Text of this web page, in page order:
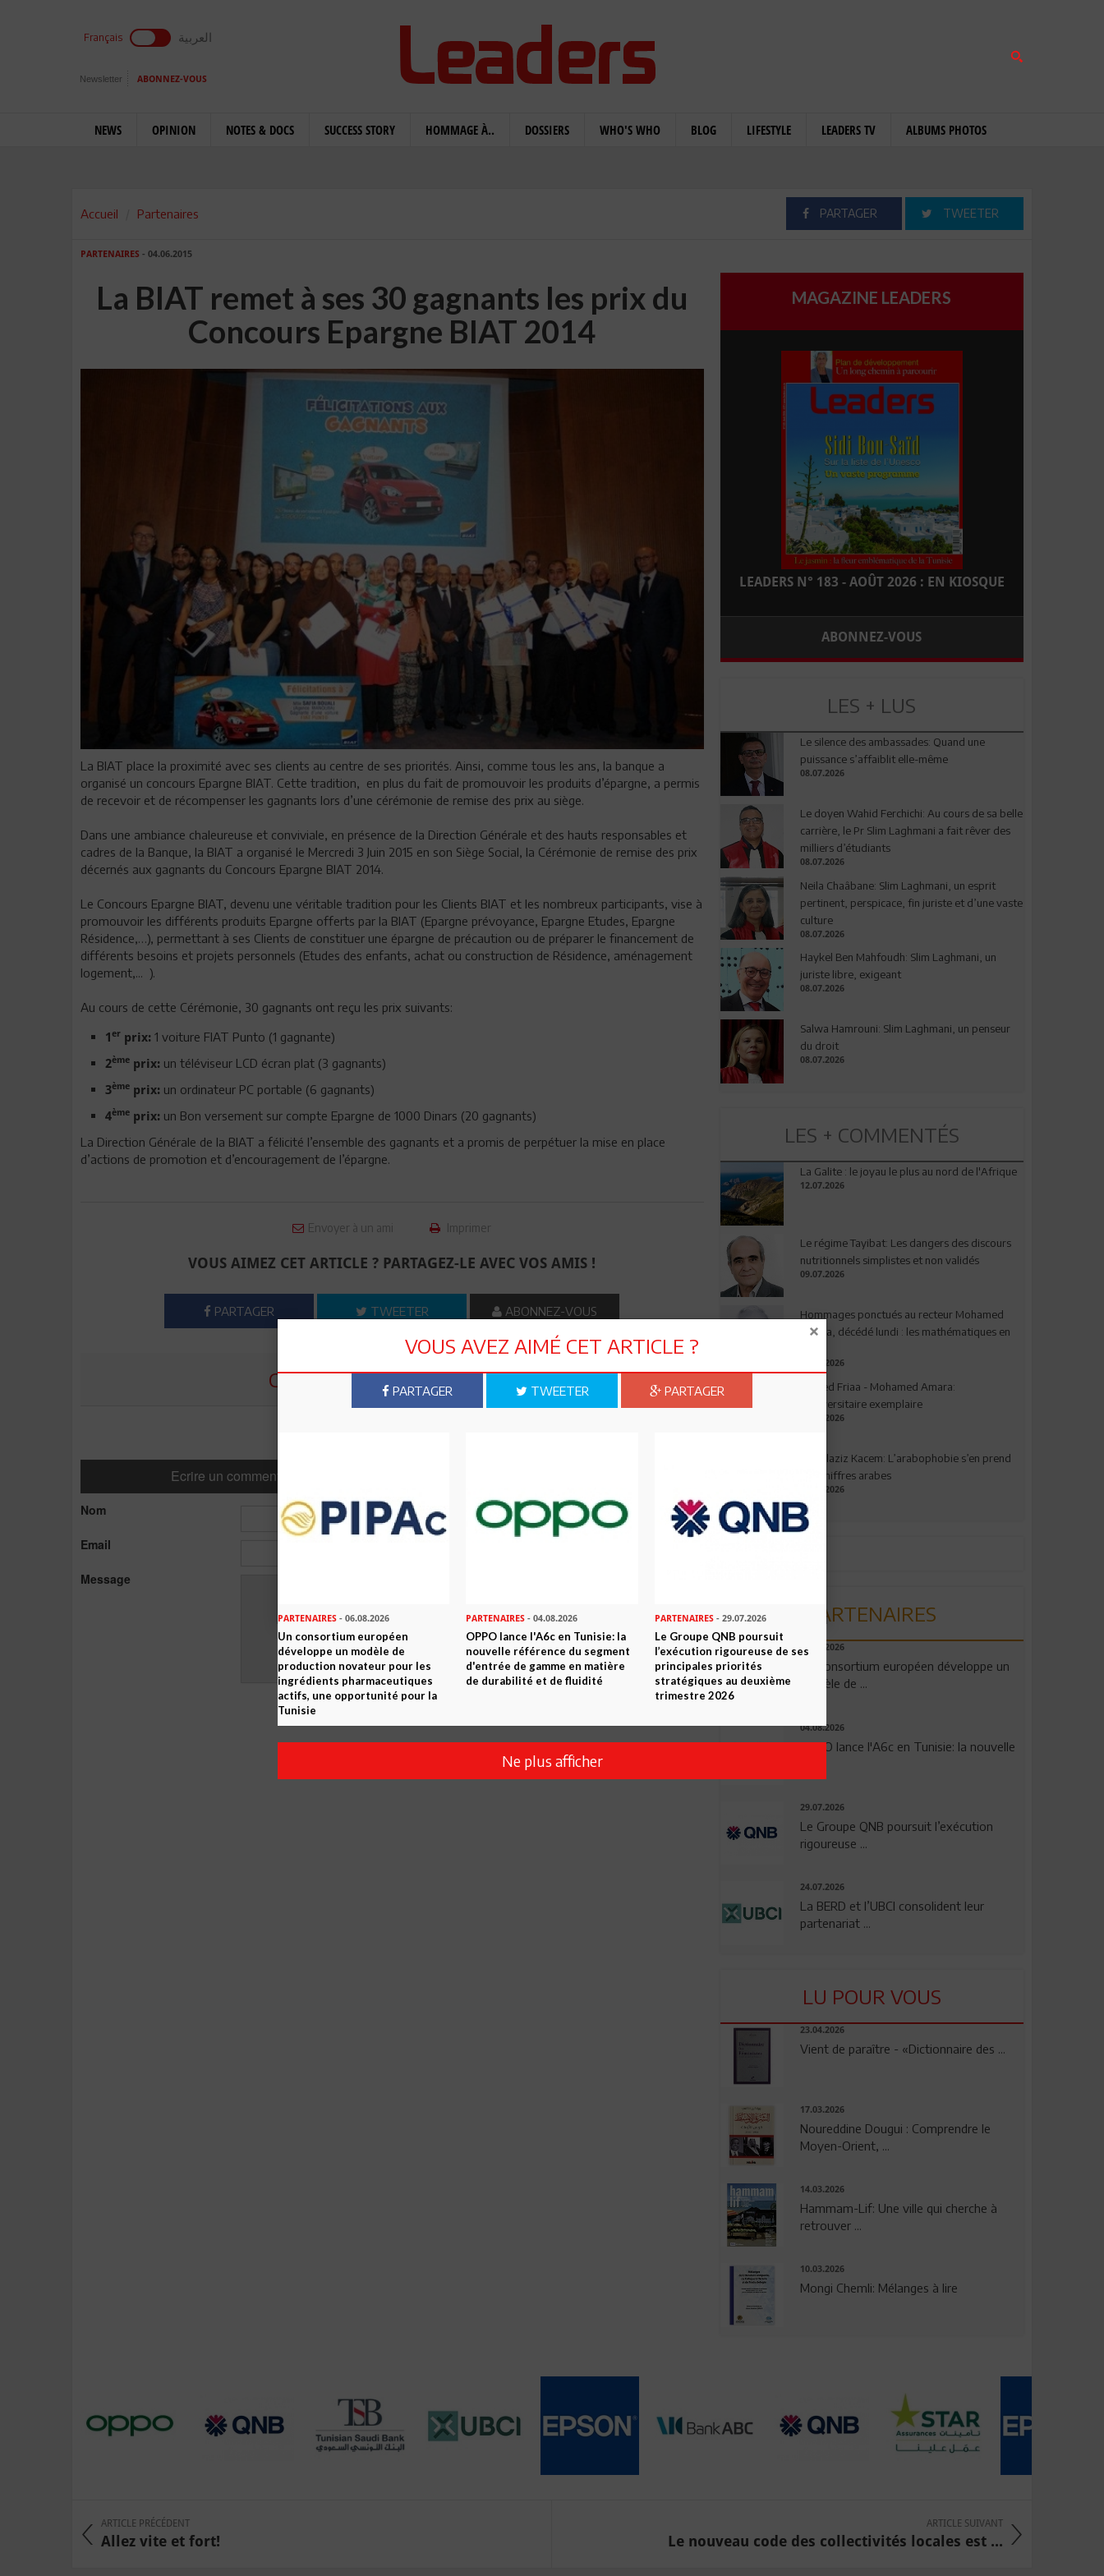
Français العربية
Newsletter ABONNEZ-VOUS
NEWS OPINION NOTES & DOCS SUCCESS STORY HOMMAGE À.. DOSSIERS WHO'S WHO BLOG LIFESTYLE LEADERS TV ALBUMS PHOTOS
Accueil Partenaires PARTAGER TWEETER
PARTENAIRES - 04.06.2015
La BIAT remet à ses 30 gagnants les prix du
Concours Epargne BIAT 2014
La BIAT place la proximité avec ses clients au centre de ses priorités. Ainsi, comme tous les ans, la banque a
organisé un concours Epargne BIAT. Cette tradition, en plus du fait de promouvoir les produits d’épargne, a permis
de recevoir et de récompenser les gagnants lors d’une cérémonie de remise des prix au siège.
Dans une ambiance chaleureuse et conviviale, en présence de la Direction Générale et des hauts responsables et
cadres de la Banque, la BIAT a organisé le Mercredi 3 Juin 2015 en son Siège Social, la Cérémonie de remise des prix
décernés aux gagnants du Concours Epargne BIAT 2014.
Le Concours Epargne BIAT, devenu une véritable tradition pour les Clients BIAT et les nombreux participants, vise à
promouvoir les différents produits Epargne offerts par la BIAT (Epargne prévoyance, Epargne Etudes, Epargne
Résidence,…), permettant à ses Clients de constituer une épargne de précaution ou de préparer le financement de
différents besoins et projets personnels (Etudes des enfants, achat ou construction de Résidence, aménagement
logement,... ).
Au cours de cette Cérémonie, 30 gagnants ont reçu les prix suivants:
1 er prix: 1 voiture FIAT Punto (1 gagnante)
2ème prix: un téléviseur LCD écran plat (3 gagnants)
3ème prix: un ordinateur PC portable (6 gagnants)
4ème prix: un Bon versement sur compte Epargne de 1000 Dinars (20 gagnants)
La Direction Générale de la BIAT a félicité l’ensemble des gagnants et a promis de perpétuer la mise en place
d’actions de promotion et d’encouragement de l’épargne.
Envoyer à un ami Imprimer
VOUS AIMEZ CET ARTICLE ? PARTAGEZ-LE AVEC VOS AMIS !
PARTAGER TWEETER ABONNEZ-VOUS
COMMENTER CET ARTICLE
Ecrire un commentaire
Nom
Email
Message
MAGAZINE LEADERS
LEADERS N° 183 - AOÛT 2026 : EN KIOSQUE
ABONNEZ-VOUS
LES + LUS
Le silence des ambassades: Quand une
puissance s’affaiblit elle-même
08.07.2026
Le doyen Wahid Ferchichi: Au cours de sa belle
carrière, le Pr Slim Laghmani a fait rêver des
milliers d’étudiants
08.07.2026
Neila Chaâbane: Slim Laghmani, un esprit
pertinent, perspicace, fin juriste et d’une vaste
culture
08.07.2026
Haykel Ben Mahfoudh: Slim Laghmani, un
juriste libre, exigeant
08.07.2026
Salwa Hamrouni: Slim Laghmani, un penseur
du droit
08.07.2026
LES + COMMENTÉS
La Galite : le joyau le plus au nord de l'Afrique
12.07.2026
Le régime Tayibat: Les dangers des discours
nutritionnels simplistes et non validés
09.07.2026
Hommages ponctués au recteur Mohamed
Amara, décédé lundi : les mathématiques en
03.08.2026
Ahmed Friaa - Mohamed Amara:
l’Universitaire exemplaire
04.08.2026
Abdelaziz Kacem: L’arabophobie s’en prend
aux chiffres arabes
09.07.2026
PARTENAIRES
06.08.2026
Un consortium européen développe un
modèle de ...
04.08.2026
OPPO lance l'A6c en Tunisie: la nouvelle
29.07.2026
Le Groupe QNB poursuit l’exécution
rigoureuse ...
24.07.2026
La BERD et l’UBCI consolident leur
partenariat ...
LU POUR VOUS
23.04.2026
Vient de paraître - «Dictionnaire des ...
17.03.2026
Noureddine Dougui : Comprendre le
Moyen-Orient, ...
14.03.2026
Hammam-Lif: Une ville qui cherche à
retrouver ...
10.03.2026
Mongi Chemli: Mélanges à lire
ARTICLE PRÉCÉDENT
Allez vite et fort!
ARTICLE SUIVANT
Le nouveau code des collectivités locales est ...
VOUS AVEZ AIMÉ CET ARTICLE ?
PARTAGER TWEETER PARTAGER
PARTENAIRES - 06.08.2026
Un consortium européen
développe un modèle de
production novateur pour les
ingrédients pharmaceutiques
actifs, une opportunité pour la
Tunisie
PARTENAIRES - 04.08.2026
OPPO lance l'A6c en Tunisie: la
nouvelle référence du segment
d'entrée de gamme en matière
de durabilité et de fluidité
PARTENAIRES- 29.07.2026
Le Groupe QNB poursuit
l’exécution rigoureuse de ses
principales priorités
stratégiques au deuxième
trimestre 2026
Ne plus afficher